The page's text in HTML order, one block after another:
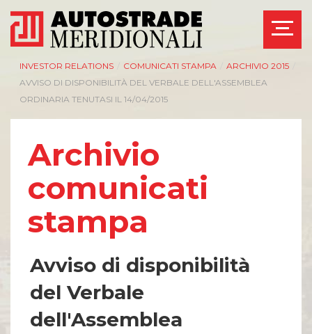
INVESTOR RELATIONS COMUNICATI STAMPA ARCHIVIO 2015
AVVISO DI DISPONIBILITÀ DEL VERBALE DELL'ASSEMBLEA
ORDINARIA TENUTASI IL 14/04/2015
Archivio
comunicati
stampa
Avviso di disponibilità
del Verbale
dell'Assemblea